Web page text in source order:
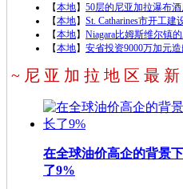
【本地】 50层的尼亚加拉瀑布
【本地】 St. Catharines市开工
【本地】 Niagara比姆斯维尔镇
【本地】 安省投资9000万加元
~ 尼 亚 加 拉 地 区 最
在全球油价高企的背景
了9%